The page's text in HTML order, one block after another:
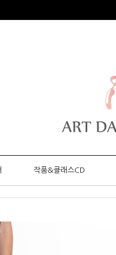
작품&클래스CD